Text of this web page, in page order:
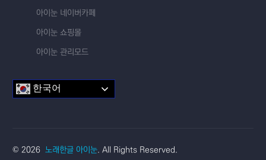
아이눈 네이버카페
아이눈 쇼핑몰
아이눈 관리모드
한국어
© 2026노래한글 아이눈. All Rights Reserved.